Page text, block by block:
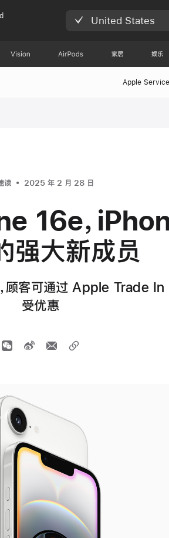
United States
Vision AirPods 家居 娱乐
Apple
读 2025 年 2 月 28 日
16e，
强大新成员
顾客可通过 Apple Trade In
受优惠